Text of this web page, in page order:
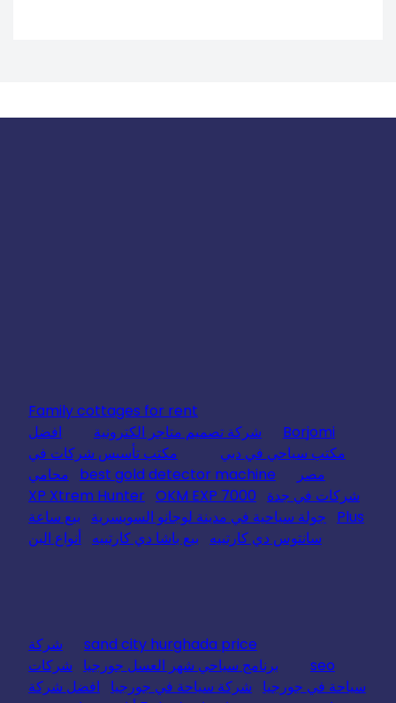
Family cottages for rent
Borjomi
شركة تصميم متاجر الكترونية
افضل
مكتب سياحي في دبي
مكتب تأسيس شركات في
مصر
best gold detector machine
محامي
شركات في جدة
XP Xtrem Hunter OKM EXP 7000
Plus
جولة سياحية في مدينة لوجانو السويسرية
بيع ساعة
سانتوس دي كارتييه
بيع باشا دي كارتييه أنواع البن
sand city hurghada price
شركة
seo
برنامج سياحي شهر العسل جورجيا
شركات
سياحة في جورجيا
شركة سياحة في جورجيا
افضل شركة